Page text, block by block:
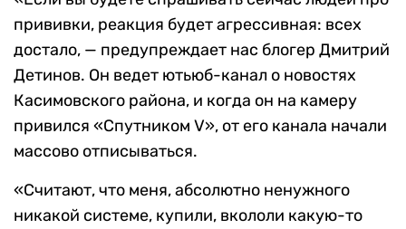
прививки, реакция будет агрессивная: всех
достало, — предупреждает нас блогер Дмитрий
Детинов. Он ведет ютьюб-канал о новостях
Касимовского района, и когда он на камеру
привился «Спутником V», от его канала начали
массово отписываться.
«Считают, что меня, абсолютно ненужного
никакой системе, купили, вкололи какую-то